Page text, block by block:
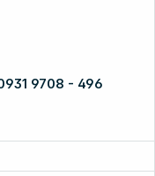
9708 - 496